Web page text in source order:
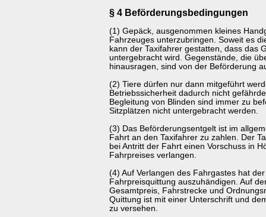
§ 4 Beförderungsbedingungen
(1) Gepäck, ausgenommen kleines
Fahrzeuges unterzubringen. Soweit es
kann der Taxifahrer gestatten, dass das
untergebracht wird. Gegenstände, die
hinausragen, sind von der Beförderung
(2) Tiere dürfen nur dann mitgeführt
Betriebssicherheit dadurch nicht
Begleitung von Blinden sind immer zu
Sitzplätzen nicht untergebracht werden.
(3) Das Beförderungsentgelt ist im
Fahrt an den Taxifahrer zu zahlen. Der
bei Antritt der Fahrt einen Vorschuss in
Fahrpreises verlangen.
(4) Auf Verlangen des Fahrgastes hat
Fahrpreisquittung auszuhändigen. Auf
Gesamtpreis, Fahrstrecke und
Quittung ist mit einer Unterschrift und
zu versehen.